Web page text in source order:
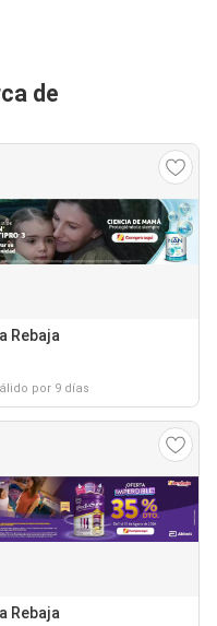
de
Rebaja
por 9 días
Rebaja